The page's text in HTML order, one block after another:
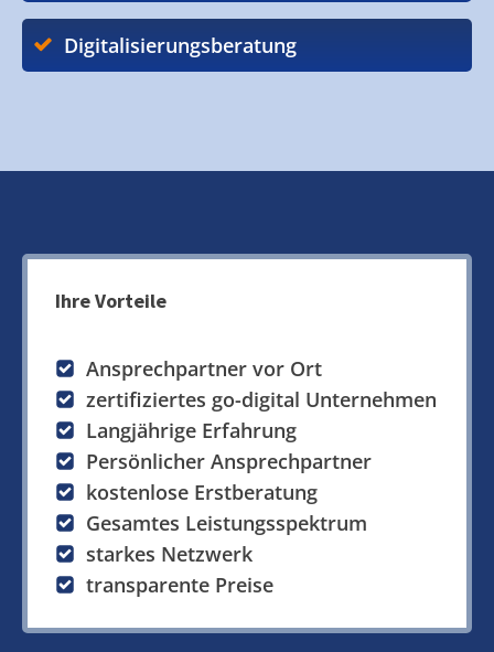
Digitalisierungsberatung
Ihre Vorteile
Ansprechpartner vor Ort
zertifiziertes go-digital Unternehmen
Langjährige Erfahrung
Persönlicher Ansprechpartner
kostenlose Erstberatung
Gesamtes Leistungsspektrum
starkes Netzwerk
transparente Preise